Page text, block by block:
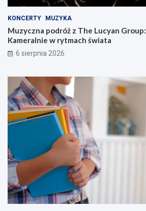
KONCERTY MUZYKA
Muzyczna podróż z The Lucyan
Kameralnie w rytmach świata
6 sierpnia 2026